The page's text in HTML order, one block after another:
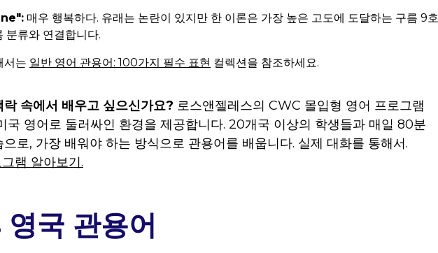
매우 행복하다. 유래는 논란이 있지만 한 이론은 가장 높은 고도에 도달하는 구름 9호
분류와 연결합니다.
서는 일반 영어 관용어: 100가지 필수 표현 컬렉션을 참조하세요.
락 속에서 배우고 싶으신가요? 로스앤젤레스의 CWC 몰입형 영어 프로그램
국 영어로 둘러싸인 환경을 제공합니다. 20개국 이상의 학생들과 매일 80분
로, 가장 배워야 하는 방식으로 관용어를 배웁니다. 실제 대화를 통해서.
램 알아보기.
국 관용어